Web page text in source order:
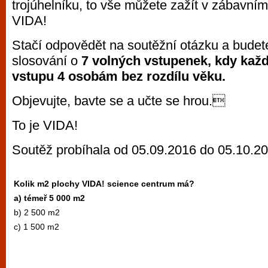
trojúhelníku, to vše můžete zažít v
VIDA!
Stačí odpovědět na soutěžní otázku a
slosování o 7 volných vstupenek, kdy
vstupu 4 osobám bez rozdílu věku.
Objevujte, bavte se a učte se hrou.
To je VIDA!
Soutěž probíhala od 05.09.2016 do
Kolik m2 plochy VIDA! science centrum má?
a) témeř 5 000 m2
b) 2 500 m2
c) 1 500 m2
vyzkoušet různé kasinové hry. V
metropoli naleznete širokou nabídku her
po moderní automaty jak pro pravidelné
příležitostné hráče. V...